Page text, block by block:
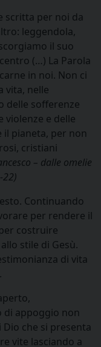
scritta per noi da
leggendola,
il suo
(…) La Parola
in noi. Non ci
vita, nelle
delle sofferenze
violenze e delle
il pianeta, per non
cristiani
– dalle omelie
22)
Continuando
per rendere il
costruire
stile di Gesù.
di vita
di appoggio non
che si presenta
vite lasciando a